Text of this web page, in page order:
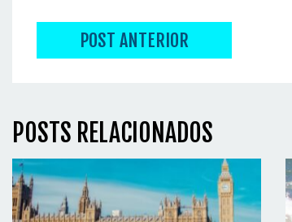
POST ANTERIOR
POSTS RELACIONADOS